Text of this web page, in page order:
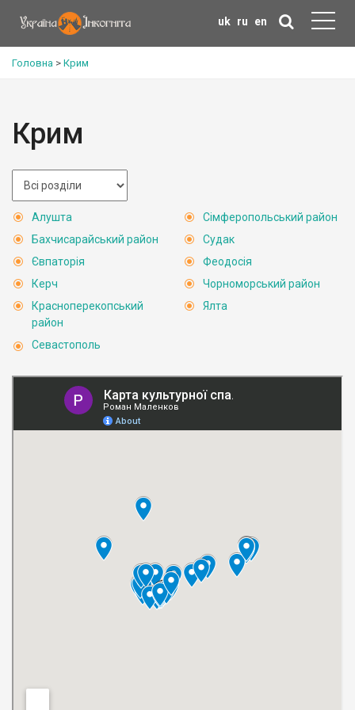
uk ru en
Головна > Крим
Крим
Алушта
Бахчисарайський район
Євпаторія
Керч
Красноперекопський
район
Севастополь
Сімферопольський район
Судак
Феодосія
Чорноморський район
Ялта